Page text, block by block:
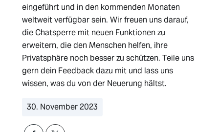
eingeführt und in den kommenden Monaten
weltweit verfügbar sein. Wir freuen uns darauf,
die Chatsperre mit neuen Funktionen zu
erweitern, die den Menschen helfen, ihre
Privatsphäre noch besser zu schützen. Teile uns
gern dein Feedback dazu mit und lass uns
wissen, was du von der Neuerung hältst.
30. November 2023